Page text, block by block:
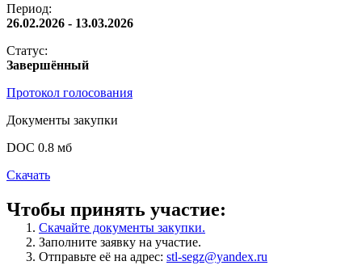
Период:
26.02.2026 - 13.03.2026
Статус:
Завершённый
Протокол голосования
Документы закупки
DOC 0.8 мб
Скачать
Чтобы принять участие:
Скачайте документы закупки.
Заполните заявку на участие.
Отправьте её на адрес: stl-segz@yandex.ru